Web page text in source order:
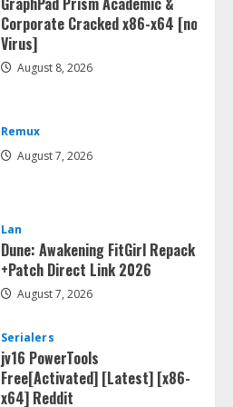
Corporate Cracked x86-x64 [no
Virus]
August 8, 2026
Remux
August 7, 2026
Lan
Dune: Awakening FitGirl Repack
+Patch Direct Link 2026
August 7, 2026
Serialers
jv16 PowerTools
Free[Activated] [Latest] [x86-
x64] Reddit